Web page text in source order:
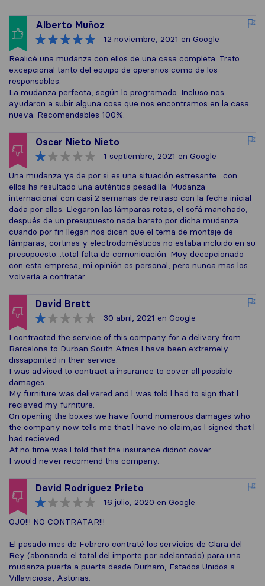
Alberto Muñoz
12 noviembre, 2021 en Google
Realicé una mudanza con ellos de una casa completa. Trato
excepcional tanto del equipo de operarios como de los
responsables.
La mudanza perfecta, según lo programado. Incluso nos
ayudaron a subir alguna cosa que nos encontramos en la casa
nueva. Recomendables 100%.
Oscar Nieto Nieto
1 septiembre, 2021 en Google
Una mudanza ya de por si es una situación estresante....con
ellos ha resultado una auténtica pesadilla. Mudanza
internacional con casi 2 semanas de retraso con la fecha inicial
dada por ellos. Llegaron las lámparas rotas, el sofá manchado,
después de un presupuesto nada barato por dicha mudanza
cuando por fin llegan nos dicen que el tema de montaje de
lámparas, cortinas y electrodomésticos no estaba incluido en su
presupuesto...total falta de comunicación. Muy decepcionado
con esta empresa, mi opinión es personal, pero nunca mas los
volvería a contratar.
David Brett
30 abril, 2021 en Google
I contracted the service of this company for a delivery from
Barcelona to Durban South Africa.I have been extremely
dissapointed in their service.
I was advised to contract a insurance to cover all possible
damages .
My furniture was delivered and l was told l had to sign that l
recieved my furniture.
On opening the boxes we have found numerous damages who
the company now tells me that l have no claim,as l signed that l
had recieved.
At no time was l told that the insurance didnot cover.
I would never recomend this company.
David Rodríguez Prieto
16 julio, 2020 en Google
OJO!!! NO CONTRATAR!!!
El pasado mes de Febrero contraté los servicios de Clara del
Rey (abonando el total del importe por adelantado) para una
mudanza puerta a puerta desde Durham, Estados Unidos a
Villaviciosa, Asturias.